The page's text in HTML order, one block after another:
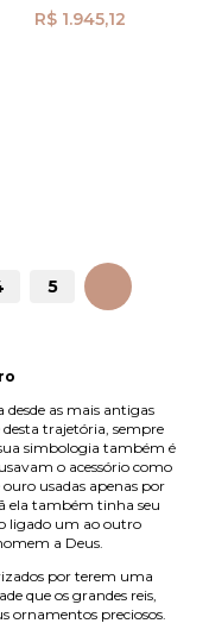
R$ 1.945,12
5PRÓXIMO
desde as mais antigas
trajetória, sempre
simbologia também é
o acessório como
usadas apenas por
ela também tinha seu
ligado um ao outro
a Deus.
por terem uma
que os grandes reis,
ornamentos preciosos.